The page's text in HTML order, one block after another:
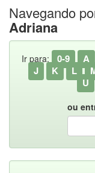
Navegando
Adriana
Ir para: 0-9 A
J
K L
U
ou